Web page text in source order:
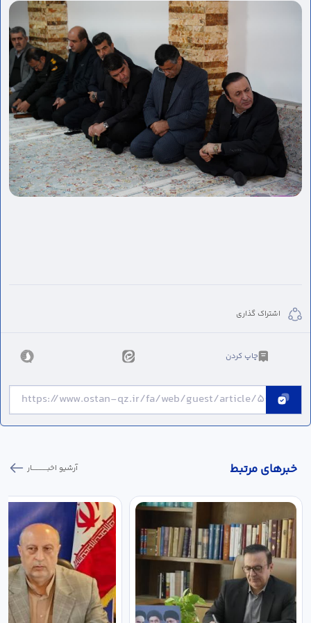
اشتراک گذاری
چاپ کردن
خبر‌های مرتبط آرشیو اخبـــــــــــار